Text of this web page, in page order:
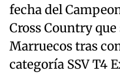
fecha del
Cross Country
Marruecos tras
categoría SSV T4